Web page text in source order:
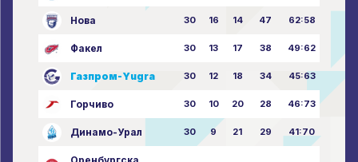
Нова 30 16 14 47 62:58
Факел 30 13 17 38 49:62
Газпром-Yugra 30 12 18 34 45:63
Горчиво 30 10 20 28 46:73
Динамо-Урал 30 9 21 29 41:70